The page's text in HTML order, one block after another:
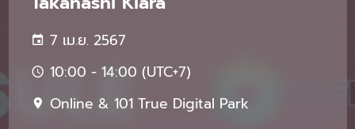
7 เม.ย. 2567
10:00 - 14:00 (UTC+7)
Online & 101 True Digital Park